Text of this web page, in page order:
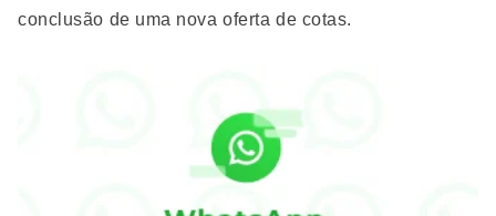
conclusão de uma nova oferta de cotas.